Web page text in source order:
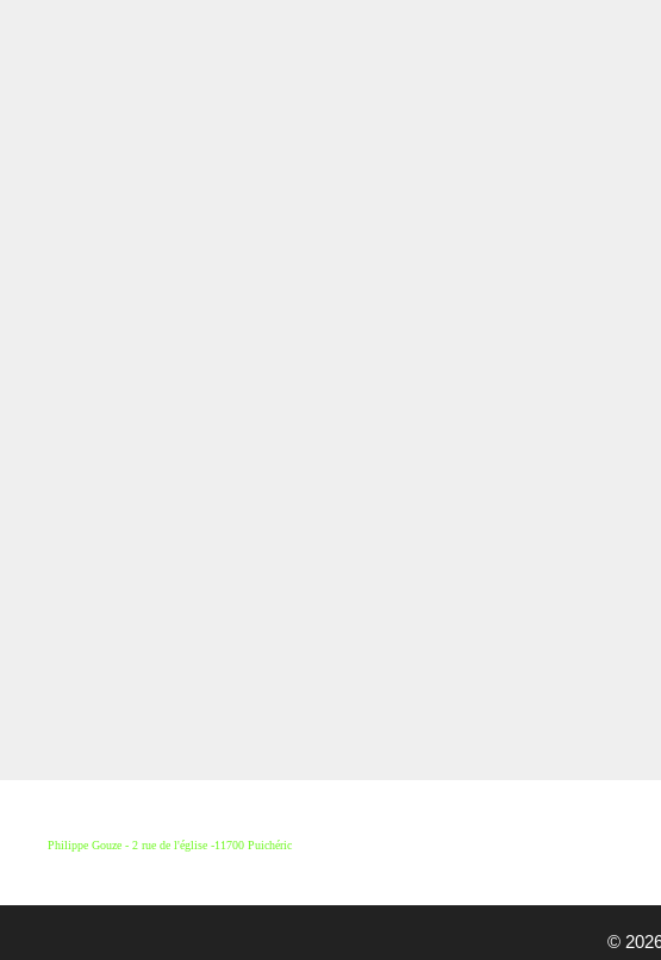
Philippe Gouze - 2 rue de l'église -11700 Puichéric
©